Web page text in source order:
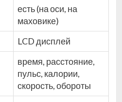
есть (на оси, на
маховике)
LCD дисплей
время, расстояние,
пульс, калории,
скорость, обороты